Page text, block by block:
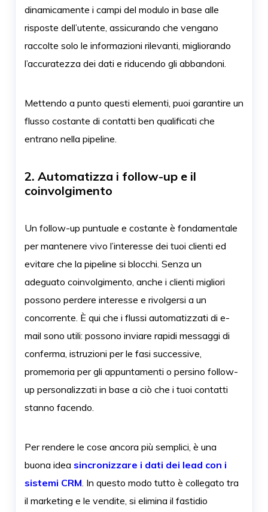
dinamicamente i campi del modulo in base alle
risposte dell’utente, assicurando che vengano
raccolte solo le informazioni rilevanti, migliorando
l’accuratezza dei dati e riducendo gli abbandoni.
Mettendo a punto questi elementi, puoi garantire un
flusso costante di contatti ben qualificati che
entrano nella pipeline.
2. Automatizza i follow-up e il
coinvolgimento
Un follow-up puntuale e costante è fondamentale
per mantenere vivo l’interesse dei tuoi clienti ed
evitare che la pipeline si blocchi. Senza un
adeguato coinvolgimento, anche i clienti migliori
possono perdere interesse e rivolgersi a un
concorrente. È qui che i flussi automatizzati di e-
mail sono utili: possono inviare rapidi messaggi di
conferma, istruzioni per le fasi successive,
promemoria per gli appuntamenti o persino follow-
up personalizzati in base a ciò che i tuoi contatti
stanno facendo.
Per rendere le cose ancora più semplici, è una
buona idea sincronizzare i dati dei lead con i
sistemi CRM. In questo modo tutto è collegato tra
il marketing e le vendite, si elimina il fastidio